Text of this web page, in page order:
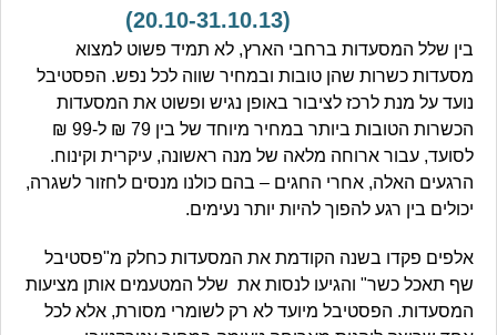
(20.10-31.10.13)
בין שלל המסעדות ברחבי הארץ, לא תמיד פשוט למצוא
מסעדות כשרות שהן טובות ובמחיר שווה לכל נפש. הפסטיבל
נועד על מנת לרכז לציבור באופן נגיש ופשוט את המסעדות
הכשרות הטובות ביותר במחיר מיוחד של בין 79 ₪ ל-99 ₪
לסועד, עבור ארוחה מלאה של מנה ראשונה, עיקרית וקינוח.
הרגעים האלה, אחרי החגים – בהם כולנו מנסים לחזור לשגרה,
יכולים בין רגע להפוך להיות יותר נעימים.
אלפים פקדו בשנה הקודמת את המסעדות כחלק מ"פסטיבל
שף תאכל כשר" והגיעו לנסות את שלל המטעמים אותן מציעות
המסעדות. הפסטיבל מיועד לא רק לשומרי מסורת, אלא לכל